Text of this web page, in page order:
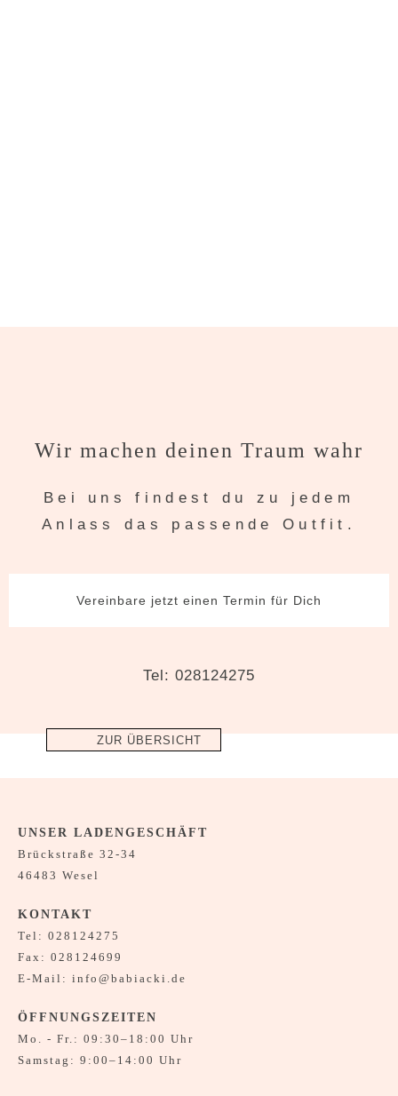
ZUR ÜBERSICHT
Wir machen deinen Traum wahr
Bei uns findest du zu jedem
Anlass das passende Outfit.
Vereinbare jetzt einen Termin für Dich
Tel: 028124275
UNSER LADENGESCHÄFT
Brückstraße 32-34
46483 Wesel
KONTAKT
Tel: 028124275
Fax: 028124699
E-Mail: info@babiacki.de
ÖFFNUNGSZEITEN
Mo. - Fr.: 09:30–18:00 Uhr
Samstag: 9:00–14:00 Uhr